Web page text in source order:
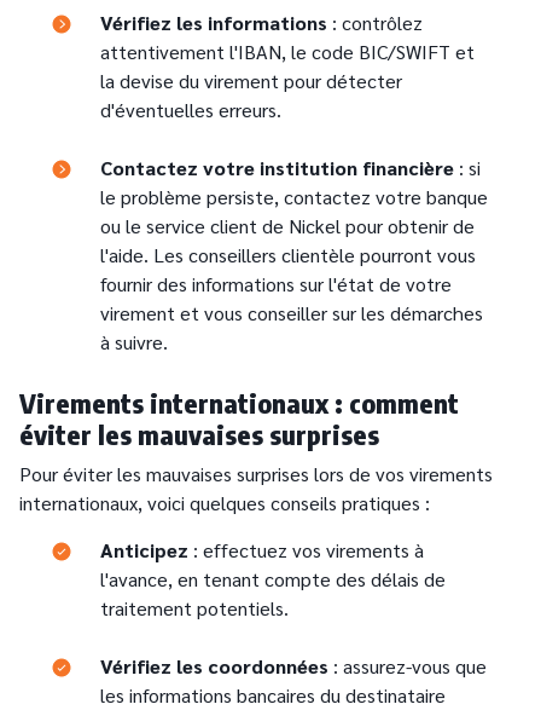
Text Vérifiez les informations : contrôlez
attentivement l'IBAN, le code BIC/SWIFT et
la devise du virement pour détecter
d'éventuelles erreurs.
Text Contactez votre institution financière : si
le problème persiste, contactez votre banque
ou le service client de Nickel pour obtenir de
l'aide. Les conseillers clientèle pourront vous
fournir des informations sur l'état de votre
virement et vous conseiller sur les démarches
à suivre.
Virements internationaux : comment
éviter les mauvaises surprises
Pour éviter les mauvaises surprises lors de vos virements
internationaux, voici quelques conseils pratiques :
Text
Anticipez : effectuez vos virements à
l'avance, en tenant compte des délais de
traitement potentiels.
Vérifiez les coordonnées : assurez-vous que
les informations bancaires du destinataire